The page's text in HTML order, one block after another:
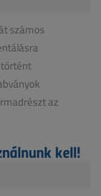
számos
történt
az
kell!